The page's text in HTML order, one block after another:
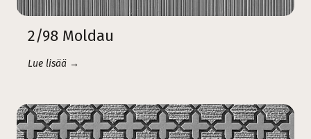
2/98 Moldau
Lue lisää →